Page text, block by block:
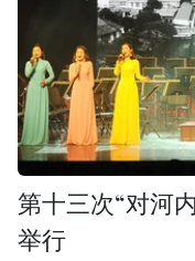
第十三次“对河
举行